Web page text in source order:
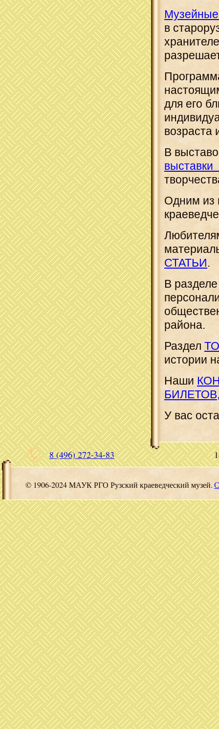
в
для его
возраста
В
выставки
Одним из
СТАТЬИ.
В
района.
Раздел
истории
Наши
У вас
8 (496) 272-34-83
© 1906-2024 МАУК РГО Рузский краеведческий музей.